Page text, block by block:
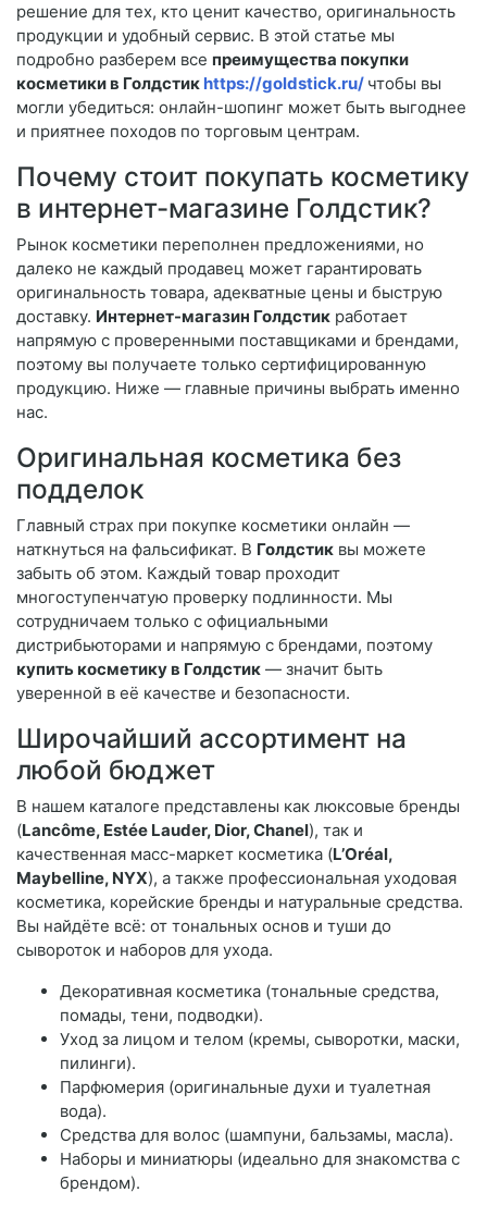
решение для тех, кто ценит качество, оригинальность
продукции и удобный сервис. В этой статье мы
подробно разберем все преимущества покупки
косметики в Голдстик https://goldstick.ru/ чтобы вы
могли убедиться: онлайн-шопинг может быть выгоднее
и приятнее походов по торговым центрам.
Почему стоит покупать косметику
в интернет-магазине Голдстик?
Рынок косметики переполнен предложениями, но
далеко не каждый продавец может гарантировать
оригинальность товара, адекватные цены и быструю
доставку. Интернет-магазин Голдстик работает
напрямую с проверенными поставщиками и брендами,
поэтому вы получаете только сертифицированную
продукцию. Ниже — главные причины выбрать именно
нас.
Оригинальная косметика без
подделок
Главный страх при покупке косметики онлайн —
наткнуться на фальсификат. В Голдстик вы можете
забыть об этом. Каждый товар проходит
многоступенчатую проверку подлинности. Мы
сотрудничаем только с официальными
дистрибьюторами и напрямую с брендами, поэтому
купить косметику в Голдстик — значит быть
уверенной в её качестве и безопасности.
Широчайший ассортимент на
любой бюджет
В нашем каталоге представлены как люксовые бренды
(Lancôme, Estée Lauder, Dior, Chanel), так и
качественная масс-маркет косметика (L’Oréal,
Maybelline, NYX), а также профессиональная уходовая
косметика, корейские бренды и натуральные средства.
Вы найдёте всё: от тональных основ и туши до
сывороток и наборов для ухода.
Декоративная косметика (тональные средства,
помады, тени, подводки).
Уход за лицом и телом (кремы, сыворотки, маски,
пилинги).
Парфюмерия (оригинальные духи и туалетная
вода).
Средства для волос (шампуни, бальзамы, масла).
Наборы и миниатюры (идеально для знакомства с
брендом).